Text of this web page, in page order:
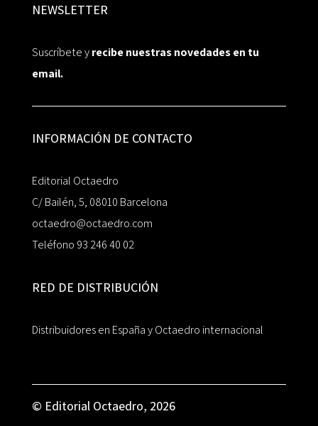
NEWSLETTER
Suscríbete yrecibe nuestras novedades en tu
email.
INFORMACIÓN DE CONTACTO
Editorial Octaedro
C/ Bailén, 5, 08010 Barcelona
octaedro@octaedro.com
Teléfono 93 246 40 02
RED DE DISTRIBUCIÓN
Distribuidores en España y Octaedro internacional
© Editorial Octaedro, 2026